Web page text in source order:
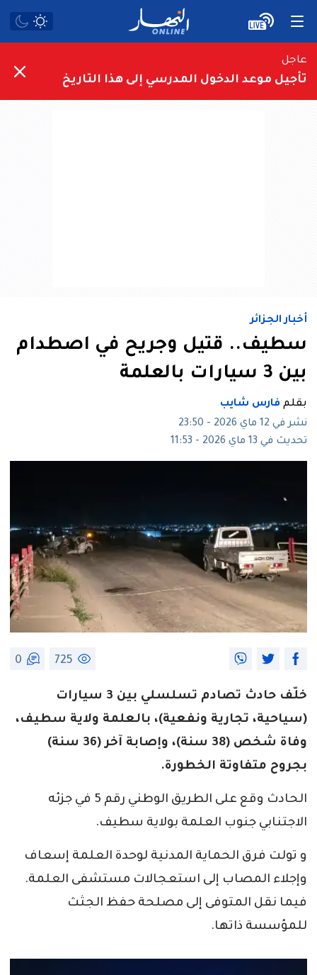
عاجل
تأجيل موعد الدخول المدرسي إلى هذا التاريخ
أخبار الجزائر
سطيف.. قتيل وجريح في اصطدام
بين 3 سيارات بالعلمة
بقلم فارس شايب
نشر في 12 ماي 2026 - 23:50
تحديث في 13 ماي 2026 - 11:53
725
0
خلّف حادث تصادم تسلسلي بين 3 سيارات
(سياحية، تجارية ونفعية)، بالعلمة ولاية سطيف،
وفاة شخص (38 سنة)، وإصابة آخر (36 سنة)
بجروح متفاوتة الخطورة.
الحادث وقع على الطريق الوطني رقم 5 في جزئه
الاجتنابي جنوب العلمة بولاية سطيف.
و تولت فرق الحماية المدنية لوحدة العلمة إسعاف
وإجلاء المصاب إلى استعجالات مستشفى العلمة.
فيما نقل المتوفى إلى مصلحة حفظ الجثث
للمؤسسة ذاتها.